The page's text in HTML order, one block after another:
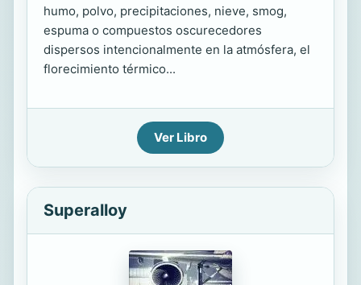
humo, polvo, precipitaciones, nieve, smog,
espuma o compuestos oscurecedores
dispersos intencionalmente en la atmósfera, el
florecimiento térmico...
Ver Libro
Superalloy